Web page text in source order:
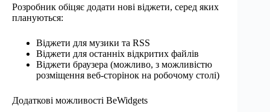
Розробник обіцяє додати нові віджети, серед яких
плануються:
Віджети для музики та RSS
Віджети для останніх відкритих файлів
Віджети браузера (можливо, з можливістю
розміщення веб-сторінок на робочому столі)
Додаткові можливості BeWidgets